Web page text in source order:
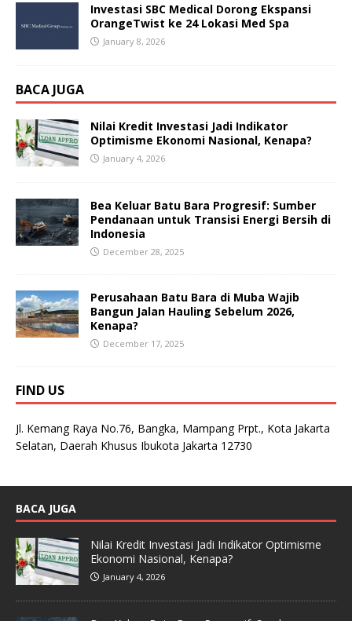
Investasi SBC Medical Dorong Ekspansi
OrangeTwist ke 24 Lokasi Med Spa
January 8, 2026
BACA JUGA
Nilai Kredit Investasi Jadi Indikator
Optimisme Ekonomi Nasional, Kenapa?
January 4, 2026
Bea Keluar Batu Bara Progresif: Sumber
Pendanaan untuk Transisi Energi Bersih di
Indonesia
December 28, 2025
Perusahaan Batu Bara di Muba Wajib
Bangun Jalan Hauling Sebelum 2026,
Kenapa?
December 17, 2025
FIND US
Jl. Kemang Raya No.76, Bangka, Mampang Prpt., Kota Jakarta
Selatan, Daerah Khusus Ibukota Jakarta 12730
BACA JUGA
Nilai Kredit Investasi Jadi Indikator Optimisme
Ekonomi Nasional, Kenapa?
January 4, 2026